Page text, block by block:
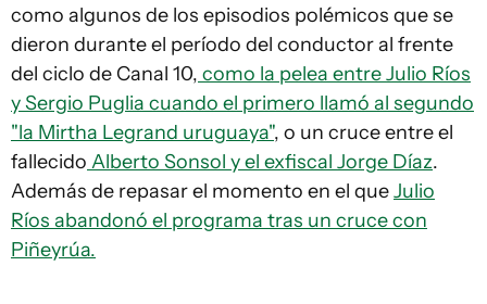
como algunos de los episodios polémicos que se
dieron durante el período del conductor al frente
del ciclo de Canal 10, como la pelea entre Julio Ríos
y Sergio Puglia cuando el primero llamó al segundo
"la Mirtha Legrand uruguaya", o un cruce entre el
fallecido Alberto Sonsol y el exfiscal Jorge Díaz.
Además de repasar el momento en el queJulio
Ríos abandonó el programa tras un cruce con
Piñeyrúa.